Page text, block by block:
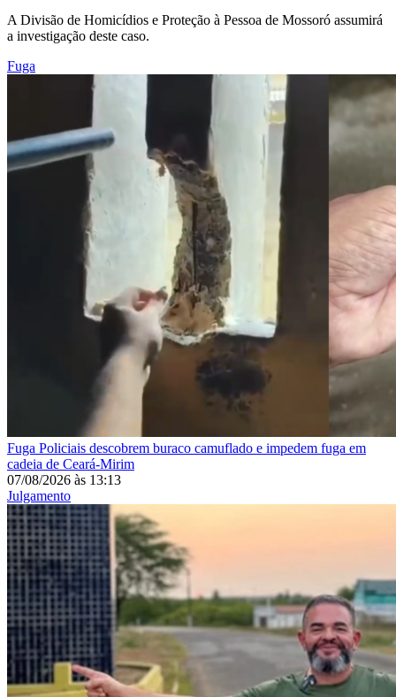
A Divisão de Homicídios e Proteção à Pessoa de Mossoró assumirá
a investigação deste caso.
Fuga
Fuga Policiais descobrem buraco camuflado e impedem fuga em
cadeia de Ceará-Mirim
07/08/2026 às 13:13
Julgamento